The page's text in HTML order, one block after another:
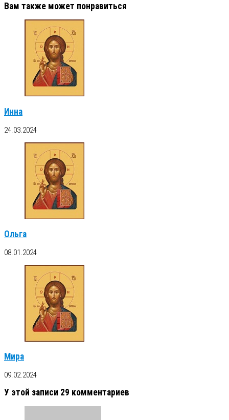
Вам также может понравиться
Инна
24.03.2024
Ольга
08.01.2024
Мира
09.02.2024
У этой записи 29 комментариев